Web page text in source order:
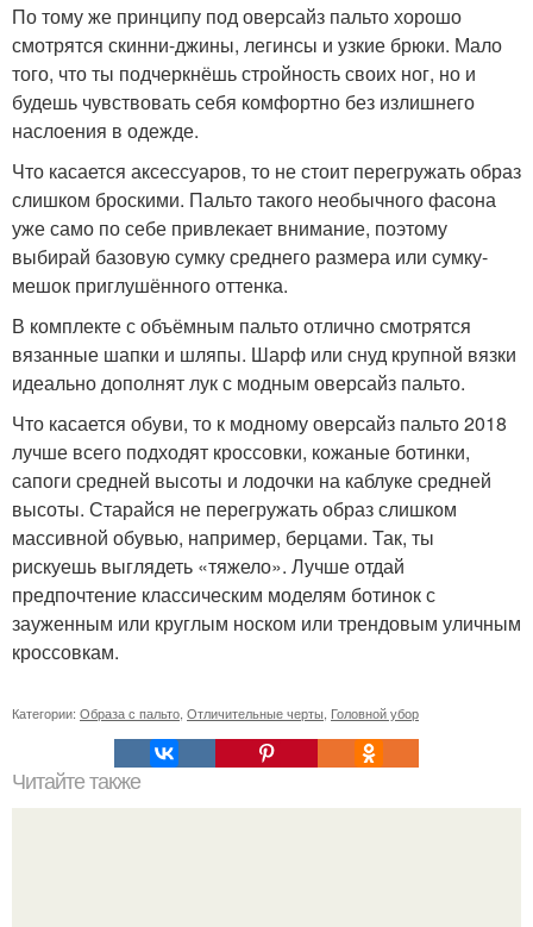
По тому же принципу под оверсайз пальто хорошо
смотрятся скинни-джины, легинсы и узкие брюки. Мало
того, что ты подчеркнёшь стройность своих ног, но и
будешь чувствовать себя комфортно без излишнего
наслоения в одежде.
Что касается аксессуаров, то не стоит перегружать образ
слишком броскими. Пальто такого необычного фасона
уже само по себе привлекает внимание, поэтому
выбирай базовую сумку среднего размера или сумку-
мешок приглушённого оттенка.
В комплекте с объёмным пальто отлично смотрятся
вязанные шапки и шляпы. Шарф или снуд крупной вязки
идеально дополнят лук с модным оверсайз пальто.
Что касается обуви, то к модному оверсайз пальто 2018
лучше всего подходят кроссовки, кожаные ботинки,
сапоги средней высоты и лодочки на каблуке средней
высоты. Старайся не перегружать образ слишком
массивной обувью, например, берцами. Так, ты
рискуешь выглядеть «тяжело». Лучше отдай
предпочтение классическим моделям ботинок с
зауженным или круглым носком или трендовым уличным
кроссовкам.
Категории: Образа с пальто Отличительные черты Головной убор
Читайте также